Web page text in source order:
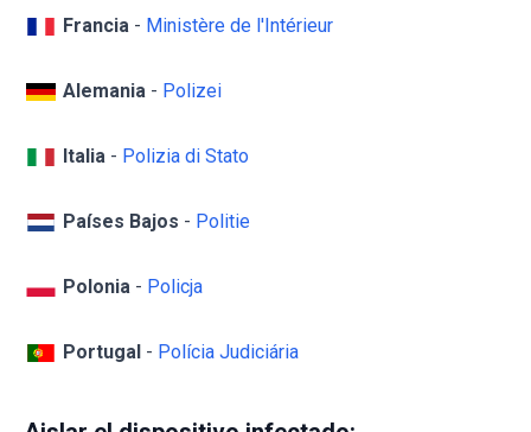
Francia - Ministère de l'Intérieur
Alemania - Polizei
Italia - Polizia di Stato
Países Bajos - Politie
Polonia - Policja
Portugal - Polícia Judiciária